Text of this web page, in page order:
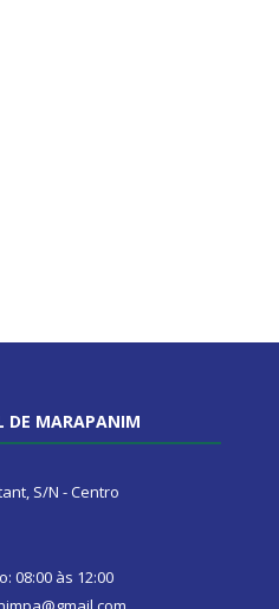
DE MARAPANIM
S/N - Centro
08:00 às 12:00